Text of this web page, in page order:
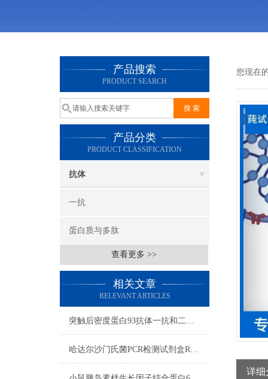
产品搜索
PRODUCT SEARCH
产品分类
PRODUCT CLASSIFICATION
抗体
一抗
蛋白质与多肽
查看更多 >>
相关文章
RELEVANT ARTICLES
突触后密度蛋白93抗体一抗和二抗的区别
哈达尔沙门氏菌PCR检测试剂盒RNA质量检测
您现在
详细